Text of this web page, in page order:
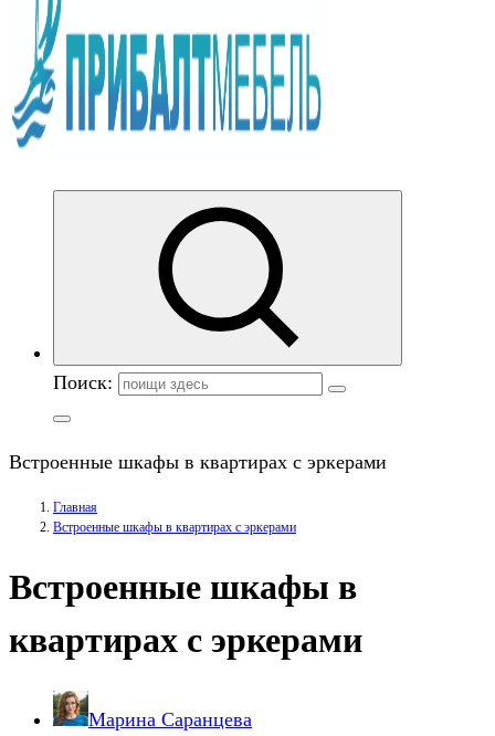
Поиск:
Встроенные шкафы в квартирах с эркерами
Главная
Встроенные шкафы в квартирах с эркерами
Встроенные шкафы в
квартирах с эркерами
Марина Саранцева